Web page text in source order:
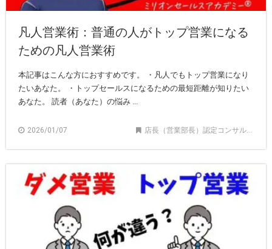
凡人営業術：普通の人がトップ営業になる
ための凡人営業術
本記事はこんな方におすすめです。 ・凡人でもトップ営業になり
たいあなた。 ・トップセールスになるための最短距離が知りたい
あなた。 読者（あなた）の悩み ...
2026/01/07 店長（営業部長）認定コンサルタント記事